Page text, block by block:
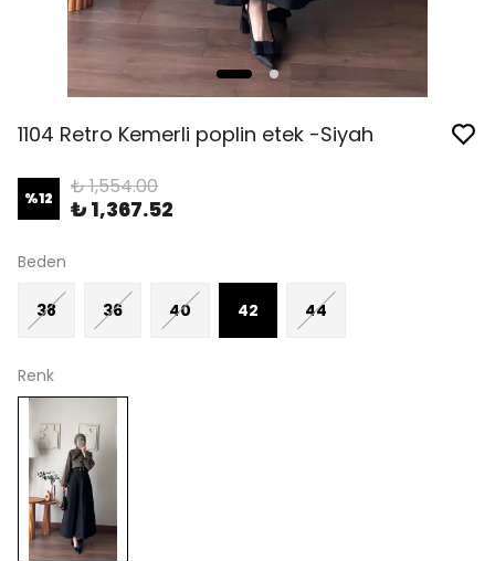
1104 Retro Kemerli poplin etek -Siyah
%12 ₺ 1,554.00
₺ 1,367.52
Beden
38 36 40 42 44
Renk